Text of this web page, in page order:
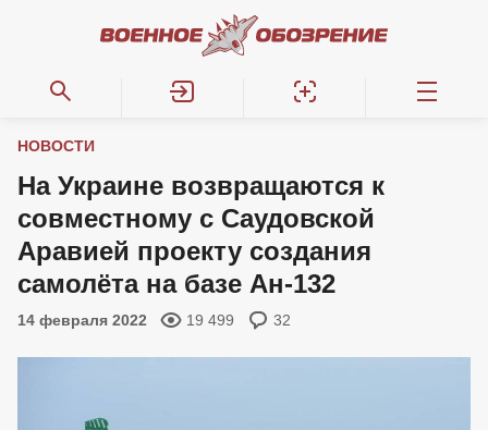
НОВОСТИ
На Украине возвращаются к
совместному с Саудовской
Аравией проекту создания
самолёта на базе Ан-132
14 февраля 2022 19 499 32